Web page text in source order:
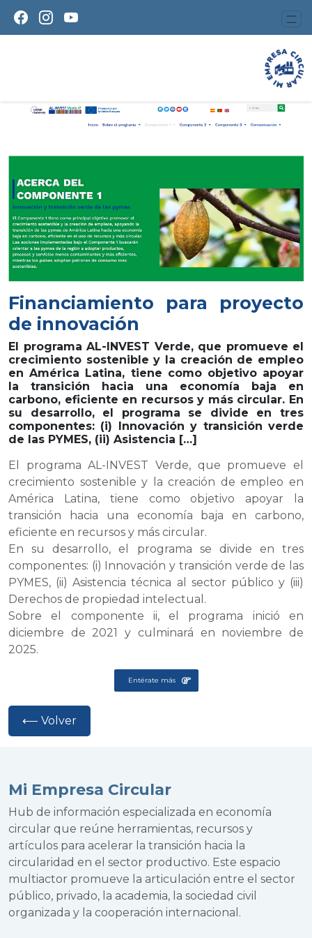
Financiamiento para proyecto
de innovación
El programa AL-INVEST Verde, que promueve el
crecimiento sostenible y la creación de empleo
en América Latina, tiene como objetivo apoyar
la transición hacia una economía baja en
carbono, eficiente en recursos y más circular. En
su desarrollo, el programa se divide en tres
componentes: (i) Innovación y transición verde
de las PYMES, (ii) Asistencia […]
El programa AL-INVEST Verde, que promueve el
crecimiento sostenible y la creación de empleo en
América Latina, tiene como objetivo apoyar la
transición hacia una economía baja en carbono,
eficiente en recursos y más circular.
En su desarrollo, el programa se divide en tres
componentes: (i) Innovación y transición verde de las
PYMES, (ii) Asistencia técnica al sector público y (iii)
Derechos de propiedad intelectual.
Sobre el componente ii, el programa inició en
diciembre de 2021 y culminará en noviembre de
2025.
Entérate más
⟵ Volver
Mi Empresa Circular
Hub de información especializada en economía
circular que reúne herramientas, recursos y
artículos para acelerar la transición hacia la
circularidad en el sector productivo. Este espacio
multiactor promueve la articulación entre el sector
público, privado, la academia, la sociedad civil
organizada y la cooperación internacional.